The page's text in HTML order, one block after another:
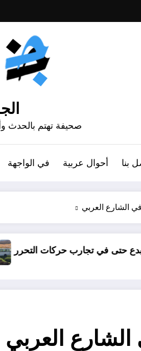
صحيفة تهتم بالحدث
بنا أحوال عربية في الواجهة
الشارع العربي
التحرر الوطني 06 وفيات و إصابة 25 جريح في حادث مرور بقسنطينة
الشارع العربي